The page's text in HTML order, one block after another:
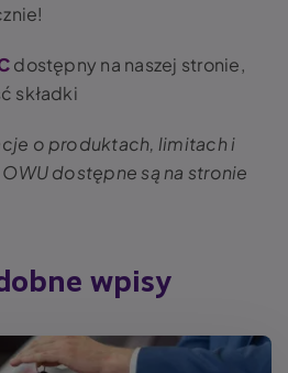
dostępny na naszej stronie,
składki
o produktach, limitach i
dostępne są na stronie
wpisy